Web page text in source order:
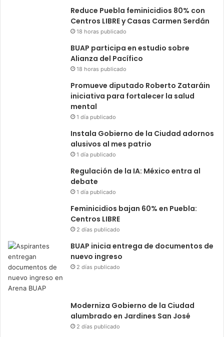
Reduce Puebla feminicidios 80% con
Centros LIBRE y Casas Carmen Serdán
18 horas publicado
BUAP participa en estudio sobre
Alianza del Pacífico
18 horas publicado
Promueve diputado Roberto Zataráin
iniciativa para fortalecer la salud
mental
1 día publicado
Instala Gobierno de la Ciudad adornos
alusivos al mes patrio
1 día publicado
Regulación de la IA: México entra al
debate
1 día publicado
Feminicidios bajan 60% en Puebla:
Centros LIBRE
2 días publicado
BUAP inicia entrega de documentos de
nuevo ingreso
2 días publicado
Moderniza Gobierno de la Ciudad
alumbrado en Jardines San José
2 días publicado